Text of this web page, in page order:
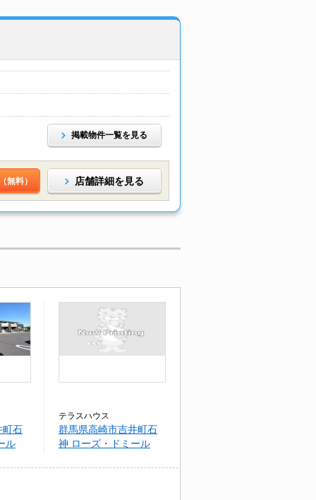
掲載物件一覧を見る
無料） 店舗詳細を見る
町石
ル
テラスハウス
群馬県高崎市吉井町石
神 ローズ・ドミール